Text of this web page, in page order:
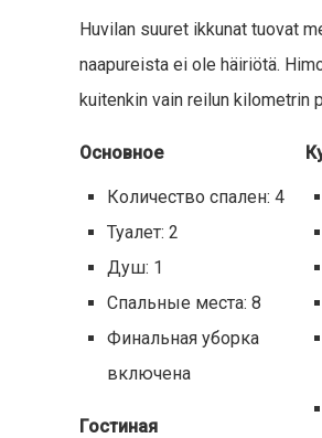
Huvilan suuret ikkunat tuovat
naapureista ei ole häiriötä.
kuitenkin vain reilun kilometrin
Основное
Количество спален: 4
Туалет: 2
Душ: 1
Спальные места: 8
Финальная уборка
включена
Гостиная